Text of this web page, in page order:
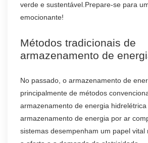
verde e sustentável.Prepare-se para
emocionante!
Métodos tradicionais de
armazenamento de
No passado, o armazenamento de
principalmente de métodos
armazenamento de energia
armazenamento de energia por ar
sistemas desempenham um papel